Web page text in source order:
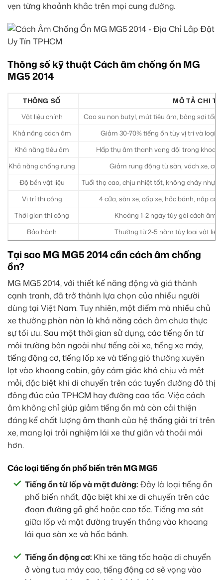
vẹn từng khoảnh khắc trên mọi cung đường.
Thông số kỹ thuật Cách âm chống ồn MG
MG5 2014
THÔNG SỐ
MÔ TẢ CHI
Vật liệu chính
Cao su non butyl, mút tiêu âm, bông sợi
Khả năng cách âm
Giảm 30-70% tiếng ồn tùy vị trí và loại
Khả năng tiêu âm
Hấp thụ âm thanh vang dội trong
Khả năng chống rung
Giảm rung động từ sàn, vách xe,
Độ bền vật liệu
Tuổi thọ cao, chịu nhiệt tốt, không chảy
Vị trí thi công
4 cửa, sàn xe, cốp xe, hốc bánh, nắp
Thời gian thi công
Khoảng 1-2 ngày tùy gói cách âm
Bảo hành
Thường từ 2-5 năm tùy loại vật
Tại sao MG MG5 2014 cần cách âm chống
ồn?
MG MG5 2014, với thiết kế năng động và giá thành
cạnh tranh, đã trở thành lựa chọn của nhiều người
dùng tại Việt Nam. Tuy nhiên, một điểm mà nhiều chủ
xe thường phàn nàn là khả năng cách âm chưa thực
sự tối ưu. Sau một thời gian sử dụng, các tiếng ồn từ
môi trường bên ngoài như tiếng còi xe, tiếng xe máy,
tiếng động cơ, tiếng lốp xe và tiếng gió thường xuyên
lọt vào khoang cabin, gây cảm giác khó chịu và mệt
mỏi, đặc biệt khi di chuyển trên các tuyến đường đô thị
đông đúc của TPHCM hay đường cao tốc. Việc cách
âm không chỉ giúp giảm tiếng ồn mà còn cải thiện
đáng kể chất lượng âm thanh của hệ thống giải trí trên
xe, mang lại trải nghiệm lái xe thư giãn và thoải mái
hơn.
Các loại tiếng ồn phổ biến trên MG MG5
Tiếng ồn từ lốp và mặt đường:Đây là loại tiếng ồn
phổ biến nhất, đặc biệt khi xe di chuyển trên các
đoạn đường gồ ghề hoặc cao tốc. Tiếng ma sát
giữa lốp và mặt đường truyền thẳng vào khoang
lái qua sàn xe và hốc bánh.
Tiếng ồn động cơ: Khi xe tăng tốc hoặc di chuyển
ở vòng tua máy cao, tiếng động cơ sẽ vọng vào